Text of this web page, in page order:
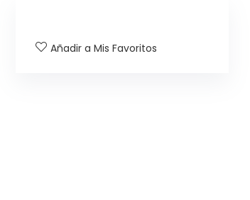
Añadir a Mis Favoritos